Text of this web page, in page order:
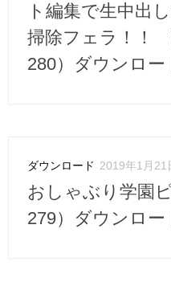
ト編集で生中出
掃除フェラ！！
280）ダウンロー
ダウンロード 2019年1月21
おしゃぶり学園
279）ダウンロー